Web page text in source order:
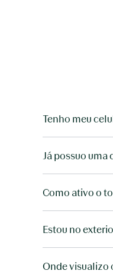
Tenho meu
Já possuo
Como ativo o
Estou no
Onde visualizo